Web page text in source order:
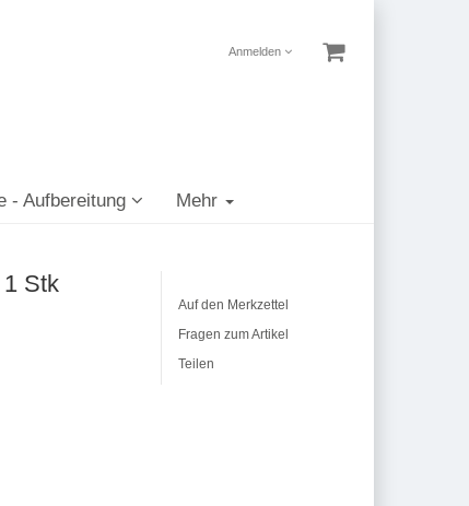
Anmelden
- Aufbereitung Mehr
Stk
Auf den Merkzettel
Fragen zum Artikel
Teilen